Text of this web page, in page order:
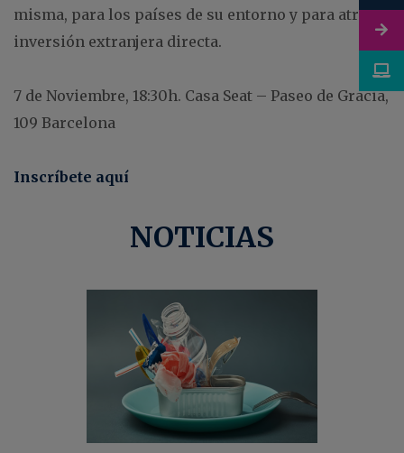
misma, para los países de su entorno y para atraer
inversión extranjera directa.
7 de Noviembre, 18:30h. Casa Seat – Paseo de Gracia,
109 Barcelona
Inscríbete aquí
NOTICIAS